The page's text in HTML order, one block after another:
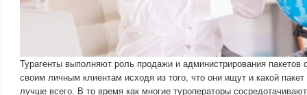
Турагенты выполняют роль продажи и администрирования пакетов
своим личным клиентам исходя из того, что они ищут и какой
лучше всего. В то время как многие туроператоры